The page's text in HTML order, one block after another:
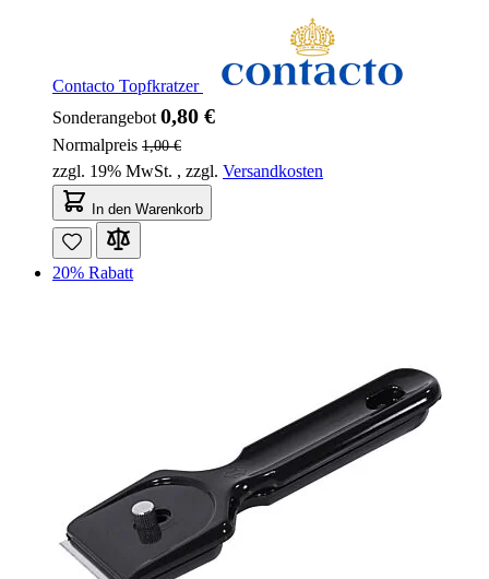
Contacto Topfkratzer
Sonderangebot 0,80 €
Normalpreis 1,00 €
zzgl. 19% MwSt. , zzgl. Versandkosten
In den Warenkorb
20% Rabatt